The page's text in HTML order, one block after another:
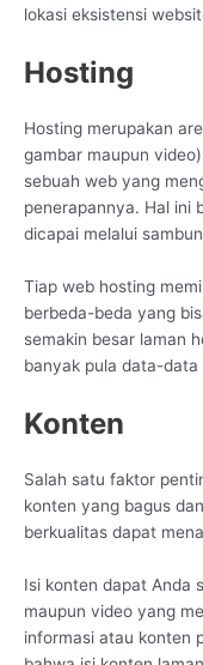
lokasi eksistensi
Hosting
Hosting merupakan
gambar maupun
sebuah web yang
penerapannya. Hal ini
dicapai melalui
Tiap web hosting
berbeda-beda yang
semakin besar laman
banyak pula data-data
Konten
Salah satu faktor
konten yang bagus
berkualitas dapat
Isi konten dapat Anda
maupun video yang
informasi atau konten